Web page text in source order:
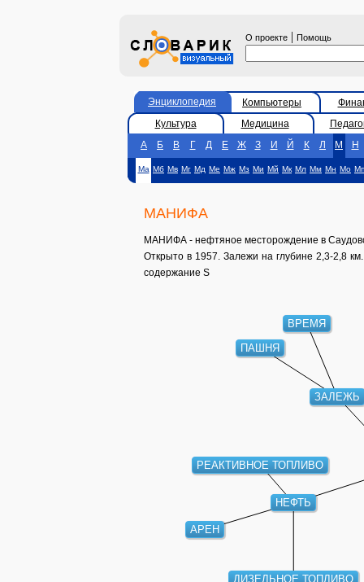
О проекте | Помощь
Энциклопедия Компьютеры
Культура
Медицина
А
Б В Г Д Е Ж З И Й К Л М Н
Ма Мб Мв Мг Мд Ме Мж Мз Ми Мй Мк Мл Мм Мн Мо Мп
МАНИФА
МАНИФА - нефтяное месторождение в
Открыто в 1957. Залежи на глубине 2,3-2,8
содержание S
ЗАЛЕЖЬ
НЕФТЬ
ПАШНЯ
ВРЕМЯ
АРЕН
РЕАКТИВНОЕ ТОПЛИВО